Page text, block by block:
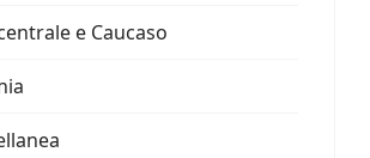
e Caucaso